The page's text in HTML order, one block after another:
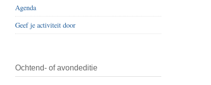
i
t
e
Agenda
Geef je activiteit door
Ochtend- of avondeditie